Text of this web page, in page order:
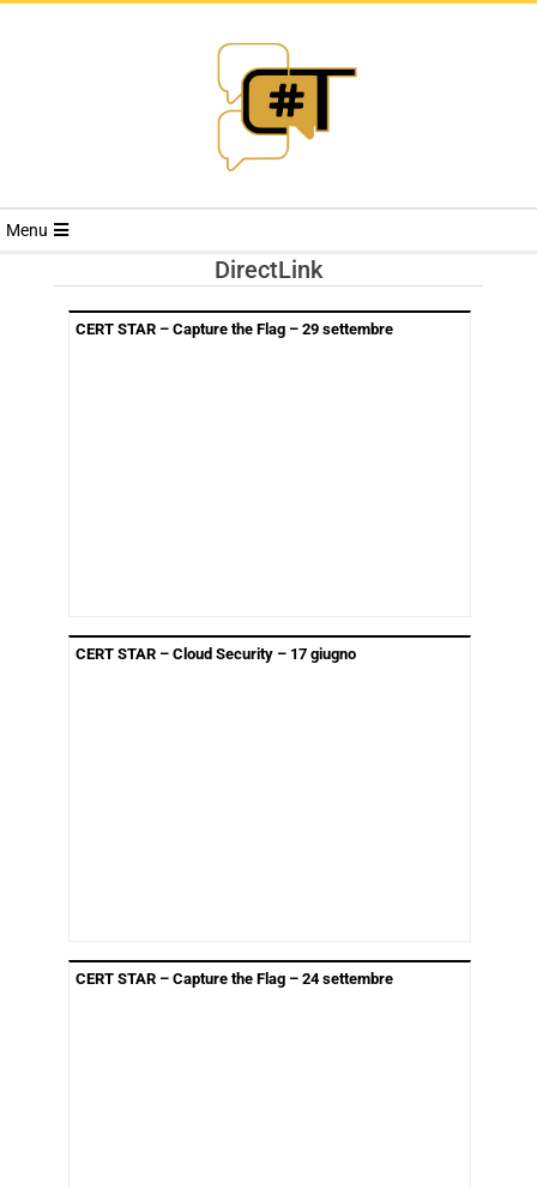
RIVISTA
TRENDS
Menu
DirectLink
CERT STAR – Capture the Flag – 29 settembre
CERT STAR – Cloud Security – 17 giugno
CERT STAR – Capture the Flag – 24 settembre